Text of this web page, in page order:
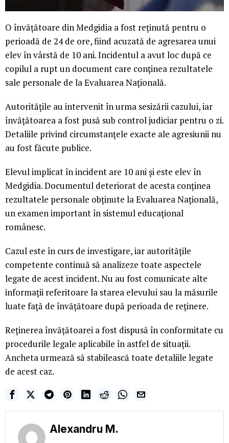
O învățătoare din Medgidia a fost reținută pentru o
perioadă de 24 de ore, fiind acuzată de agresarea unui
elev în vârstă de 10 ani. Incidentul a avut loc după ce
copilul a rupt un document care conținea rezultatele
sale personale de la Evaluarea Națională.
Autoritățile au intervenit în urma sesizării cazului, iar
învățătoarea a fost pusă sub control judiciar pentru o zi.
Detaliile privind circumstanțele exacte ale agresiunii nu
au fost făcute publice.
Elevul implicat în incident are 10 ani și este elev în
Medgidia. Documentul deteriorat de acesta conținea
rezultatele personale obținute la Evaluarea Națională,
un examen important în sistemul educațional
românesc.
Cazul este în curs de investigare, iar autoritățile
competente continuă să analizeze toate aspectele
legate de acest incident. Nu au fost comunicate alte
informații referitoare la starea elevului sau la măsurile
luate față de învățătoare după perioada de reținere.
Reținerea învățătoarei a fost dispusă în conformitate cu
procedurile legale aplicabile în astfel de situații.
Ancheta urmează să stabilească toate detaliile legate
de acest caz.
Alexandru M.